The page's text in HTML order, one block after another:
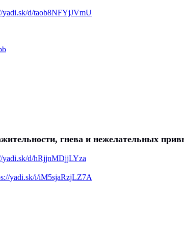
yadi.sk/d/taob8NFYjJVmU
гнева и нежелательных
yadi.sk/d/hRjjnMDjjLYza
://yadi.sk/i/iM5sjaRzjLZ7A